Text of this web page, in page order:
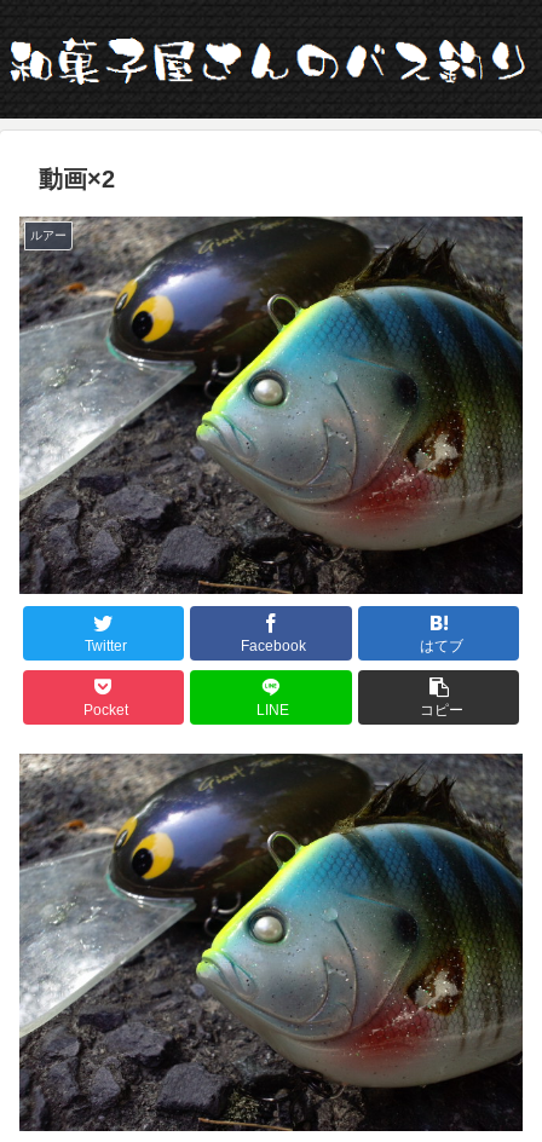
動画×2
ルアー
Twitter Facebook はてブ
Pocket LINE コピー